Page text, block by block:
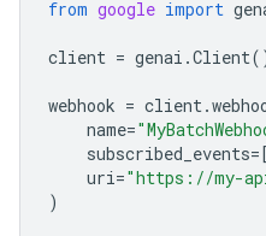
from google import
client = genai .Client
webhook = client.
name=
subscribed_events=[
uri="https://my-
)